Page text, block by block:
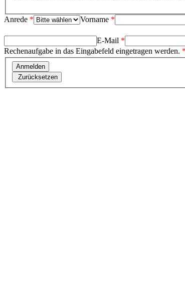
Anrede * Vorname *
E-Mail *
Rechenaufgabe in das Eingabefeld eingetragen werden. *